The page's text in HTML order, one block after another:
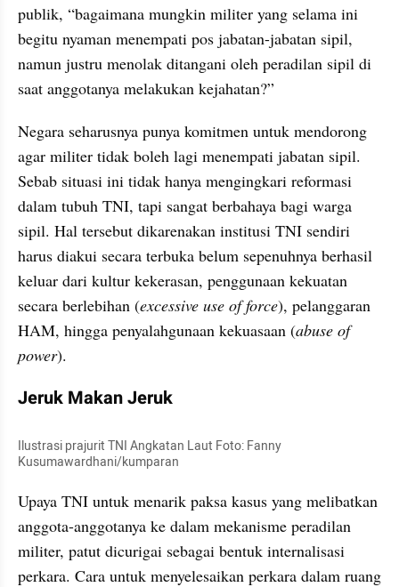
publik, “bagaimana mungkin militer yang selama ini
begitu nyaman menempati pos jabatan-jabatan sipil,
namun justru menolak ditangani oleh peradilan sipil di
saat anggotanya melakukan kejahatan?”
Negara seharusnya punya komitmen untuk mendorong
agar militer tidak boleh lagi menempati jabatan sipil.
Sebab situasi ini tidak hanya mengingkari reformasi
dalam tubuh TNI, tapi sangat berbahaya bagi warga
sipil. Hal tersebut dikarenakan institusi TNI sendiri
harus diakui secara terbuka belum sepenuhnya berhasil
keluar dari kultur kekerasan, penggunaan kekuatan
secara berlebihan (excessive use of force), pelanggaran
HAM, hingga penyalahgunaan kekuasaan (abuse of
power).
Jeruk Makan Jeruk
Ilustrasi prajurit TNI Angkatan Laut Foto: Fanny
Kusumawardhani/kumparan
Upaya TNI untuk menarik paksa kasus yang melibatkan
anggota-anggotanya ke dalam mekanisme peradilan
militer, patut dicurigai sebagai bentuk internalisasi
perkara. Cara untuk menyelesaikan perkara dalam ruang